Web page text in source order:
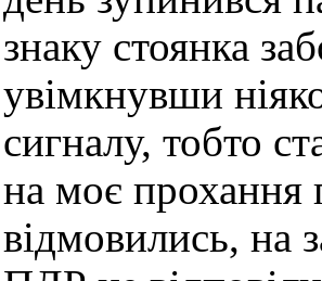
знаку стоянка
увімкнувши
сигналу, тобто
на моє прохання
відмовились, на